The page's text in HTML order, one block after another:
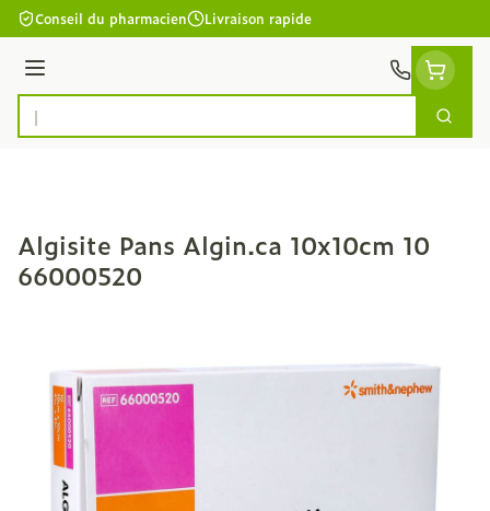
Aller au contenu
Conseil du pharmacien Livraison rapide
Menu
Rechercher
Algisite Pans Algin.ca 10x10cm 10
66000520